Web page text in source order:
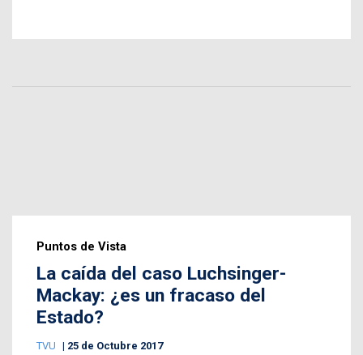
Puntos de Vista
La caída del caso Luchsinger-
Mackay: ¿es un fracaso del
Estado?
TVU 25 de Octubre 2017